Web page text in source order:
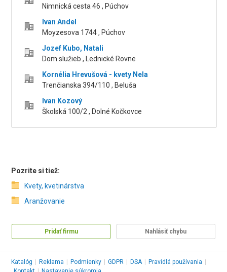
Nimnická cesta 46 , Púchov
Ivan Andel
Moyzesova 1744 , Púchov
Jozef Kubo, Natali
Dom služieb , Lednické Rovne
Kornélia Hrevušová - kvety Nela
Trenčianska 394/110 , Beluša
Ivan Kozový
Školská 100/2 , Dolné Kočkovce
Pozrite si tiež:
Kvety, kvetinárstva
Aranžovanie
Pridať firmu Nahlásiť chybu
Katalóg Reklama Podmienky GDPR DSA Pravidlá používania